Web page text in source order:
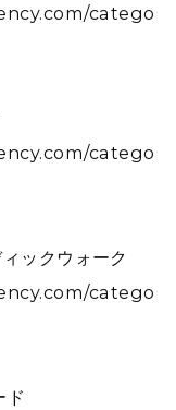
catego
catego
ックウォーク
catego
ド